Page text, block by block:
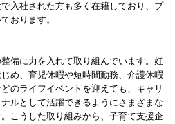
入社された方も多く在籍しており、プ
おります。
備に力を入れて取り組んでいます。妊
め、育児休暇や短時間勤務、介護休暇
のライフイベントを迎えても、キャリ
ルとして活躍できるようにさまざまな
こうした取り組みから、子育て支援企